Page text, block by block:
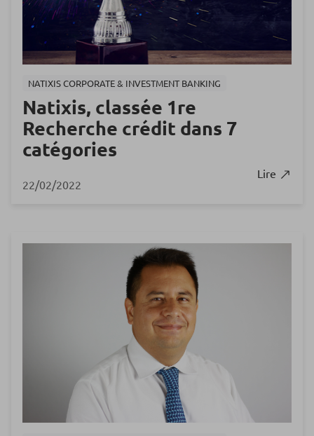
NATIXIS CORPORATE & INVESTMENT BANKING
Natixis, classée 1re
Recherche crédit dans 7
catégories
22/02/2022
Lire